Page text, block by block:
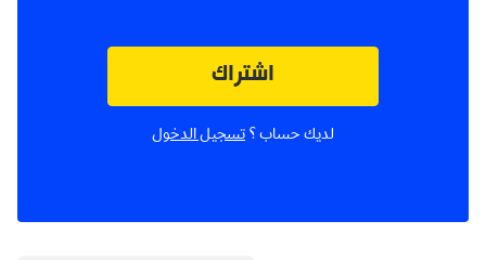
اشتراك
لديك حساب ؟ تسجيل الدخول